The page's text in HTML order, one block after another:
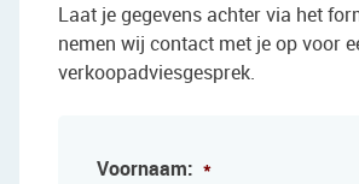
Laat je gegevens achter via het
nemen wij contact met je op voor
verkoopadviesgesprek.
Voornaam: *